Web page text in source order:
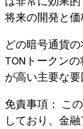
将来の開発と
どの暗号通貨
TONトークンの
が高い主要な要
免責事項：
こ
しており、金